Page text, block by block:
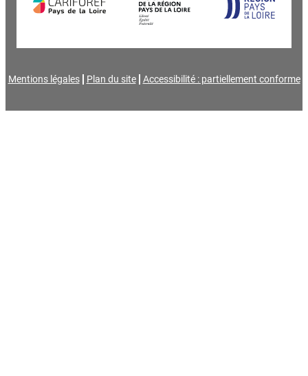
Mentions légales Plan du site Accessibilité : partiellement conforme